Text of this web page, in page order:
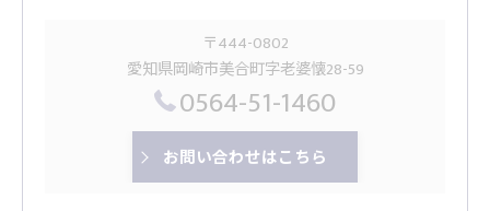
〒444-0802
愛知県岡崎市美合町字老婆懐28-59
0564-51-1460
お問い合わせはこちら